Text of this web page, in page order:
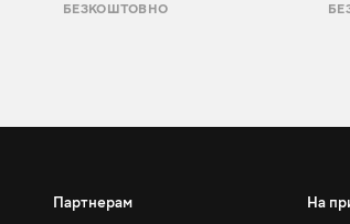
БЕЗКОШТОВНО
Партнерам На